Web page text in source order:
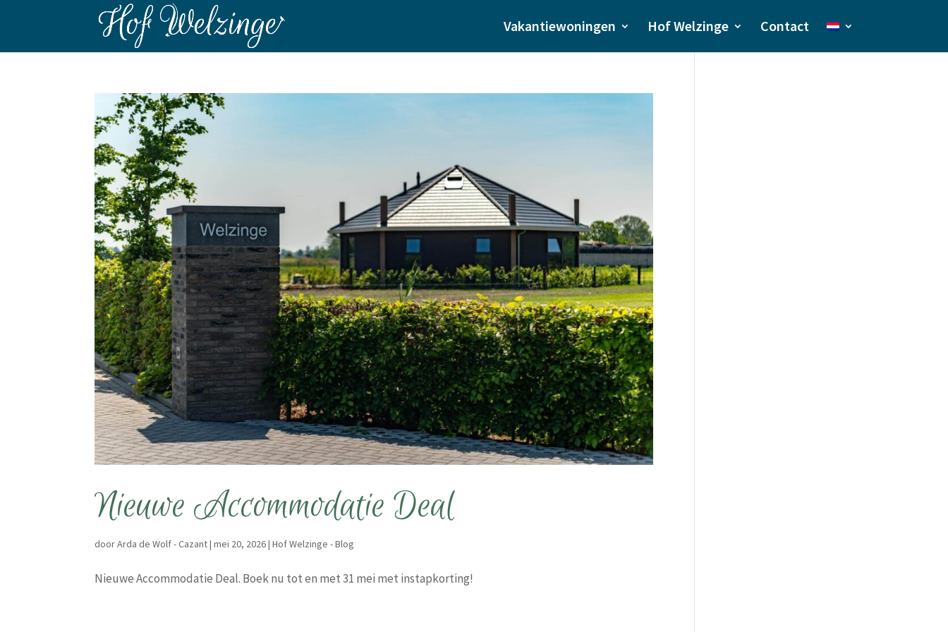
Vakantiewoningen Hof Welzinge Contact
Nieuwe Accommodatie Deal
doorArda de Wolf - Cazant|mei 20, 2026|Hof Welzinge - Blog
Nieuwe Accommodatie Deal. Boek nu tot en met 31 mei met instapkorting!